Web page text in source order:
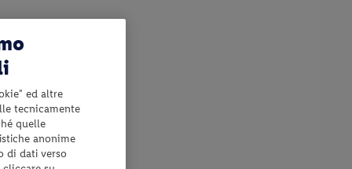
ed altre
tecnicamente
quelle
anonime
di dati verso